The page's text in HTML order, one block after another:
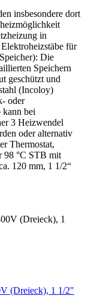
insbesondere dort
in
für
Die
Speichern
geschützt und
(Incoloy)
oder
kann bei
3 Heizwendel
oder alternativ
Thermostat,
98 °C STB mit
120 mm, 1 1/2“
(Dreieck), 1 1/2"